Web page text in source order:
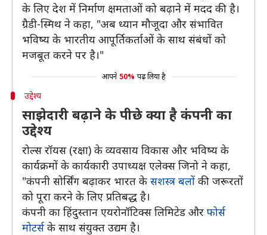
के लिए देश में निर्माण क्षमताओं को बढ़ाने में मदद की है।
ग्रैडी-स्मिथ ने कहा, "अब ध्यान मौजूदा और संभावित
भविष्य के भारतीय आपूर्तिकर्ताओं के साथ संबंधों को
मजबूत करने पर है।"
आपने 50% पढ़ लिया है
उद्देश्य
साझेदारी बढ़ाने के पीछे क्या है कंपनी का
उद्देश्य
रोल्स रॉयस (रक्षा) के व्यवसाय विकास और भविष्य के
कार्यक्रमों के कार्यकारी उपाध्यक्ष एलेक्स जिनो ने कहा,
"कंपनी सोर्सिंग बढ़ाकर भारत के सशस्त्र बलों की जरूरतों
को पूरा करने के लिए प्रतिबद्ध है।
कंपनी का हिंदुस्तान एयरोनॉटिक्स लिमिटेड और फोर्स
मोटर्सके साथ संयुक्त उद्यम है।